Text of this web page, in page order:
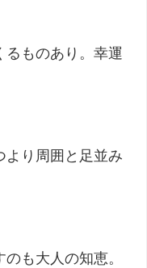
るものあり。幸運
より周囲と足並み
も大人の知恵。